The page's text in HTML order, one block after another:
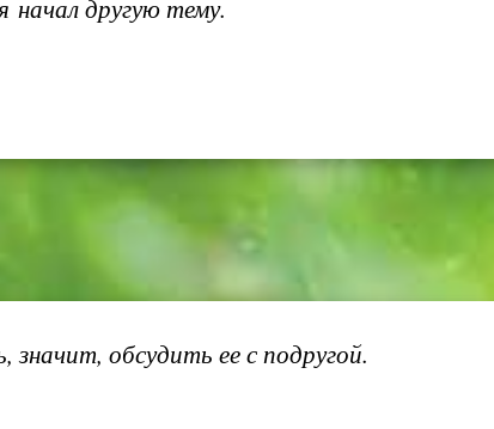
другую тему.
обсудить ее с подругой.